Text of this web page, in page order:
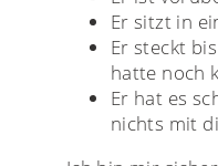
Er sitzt in
Er steckt
hatte noch
Er hat es
nichts mit